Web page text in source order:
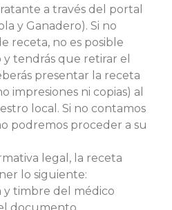
a través del portal
y Ganadero). Si no
receta, no es posible
tendrás que retirar el
presentar la receta
impresiones ni copias) al
local. Si no contamos
podremos proceder a su
legal, la receta
lo siguiente:
y timbre del médico